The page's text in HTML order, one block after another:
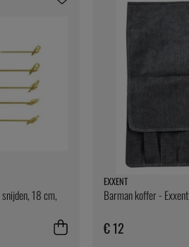
18 cm,
EXXENT
Barman koffer - Exxent
€ 12